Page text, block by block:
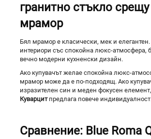
гранитно стъкло
мрамор
Бял мрамор е класически, мек и
интериори със спокойна люкс-атмосфера,
вечно модерни кухненски дизайн.
Ако купувачът желае спокойна люкс-
мрамор може да е по-подходящ. Ако
изразителен син и меден фокусен елемент,
Куварцит предлага повече
Сравнение: Blue Roma